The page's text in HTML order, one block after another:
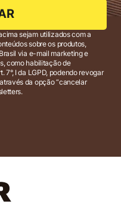
sejam utilizados com a
sobre os produtos,
como habilitação de
I da LGPD, podendo revogar
da opção “cancelar